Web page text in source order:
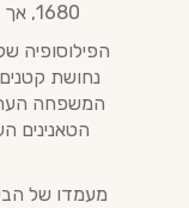
1680, אך המותג תחת שמו הנוכחי התבסס במאה ה-20 תחת הנהגתו של Guy Lheraud.
הפילוסופיה
הטאנינים